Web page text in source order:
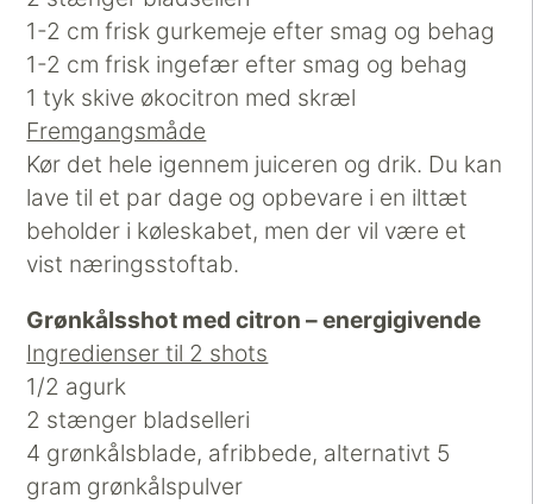
1-2 cm frisk gurkemeje efter smag og behag
1-2 cm frisk ingefær efter smag og behag
1 tyk skive økocitron med skræl
Fremgangsmåde
Kør det hele igennem juiceren og drik. Du kan
lave til et par dage og opbevare i en ilttæt
beholder i køleskabet, men der vil være et
vist næringsstoftab.
Grønkålsshot med citron – energigivende
Ingredienser til 2 shots
1/2 agurk
2 stænger bladselleri
4 grønkålsblade, afribbede, alternativt 5
gram grønkålspulver